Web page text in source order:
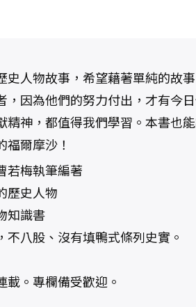
史人物故事，希望藉著單純的故
因為他們的努力付出，才有今
精神，都值得我們學習。本書也
爾摩沙！
若梅執筆編著
歷史人物
知識書
八股、沒有填鴨式條列史實。
。專欄備受歡迎。